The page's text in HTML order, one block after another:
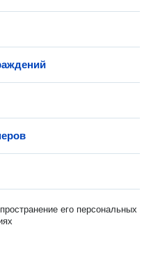
его персональных